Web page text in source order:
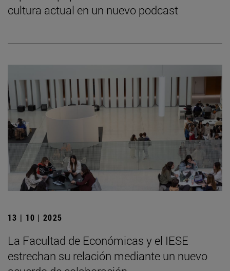
cultura actual en un nuevo podcast
13 | 10 | 2025
La Facultad de Económicas y el IESE
estrechan su relación mediante un nuevo